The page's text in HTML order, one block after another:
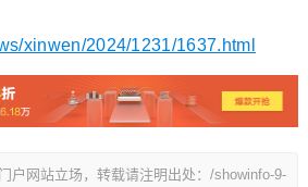
xinwen/2024/1231/1637.html
户网站立场，转载请注明出处：/showinfo-9-